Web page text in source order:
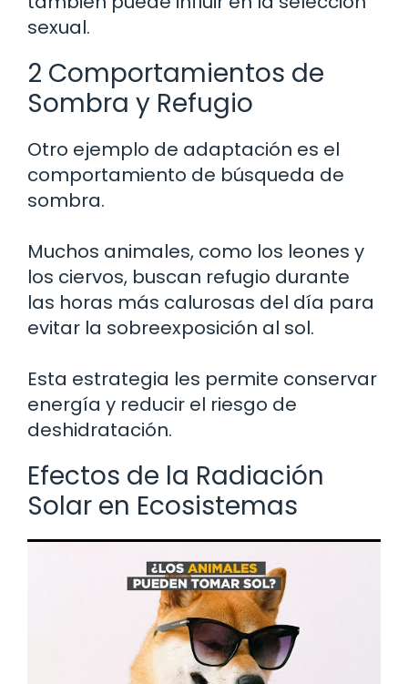
sexual.
2 Comportamientos de
Sombra y Refugio
Otro ejemplo de adaptación es el
comportamiento de búsqueda de
sombra.
Muchos animales, como los leones y
los ciervos, buscan refugio durante
las horas más calurosas del día para
evitar la sobreexposición al sol.
Esta estrategia les permite conservar
energía y reducir el riesgo de
deshidratación.
Efectos de la Radiación
Solar en Ecosistemas